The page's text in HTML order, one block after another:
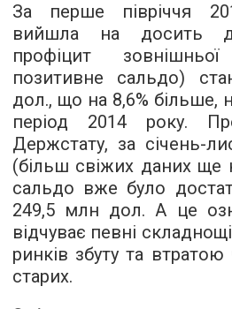
За перше півріччя
вийшла на досить
профіцит
позитивне сальдо)
дол., що на 8,6% більше,
період 2014 року.
Держстату, за січень-
(більш свіжих даних ще
сальдо вже було
249,5 млн дол. А це
відчуває певні
ринків збуту та втратою
старих.